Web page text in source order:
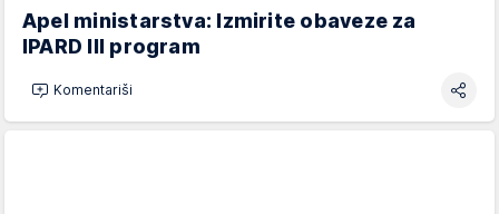
Apel ministarstva: Izmirite obaveze za
IPARD III program
Komentariši